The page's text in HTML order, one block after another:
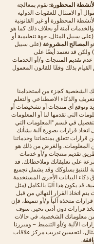
المحظورة:نقوم بمعالجة
أو الامتثال للعقوبات الدولية
المحظورة أو غير القانونية
آمنة أو بخلاف ذلك كما هو
سبيل المثال، جهة تنظيمية أو
المصالح المشروعة (على سبيل
ولكن قد نعتمد أيضًا على
تقديم المنتجات و/أو الخدمات
بذلك وفقًا للقانون المعمول
الشخصية كجزء من استخدامنا
والذكاء الاصطناعي والتعلم
وتوقع أي منتجات أو تشخيصات أو
التي تقدمها لنا أو المعلومات
في قسم "المعلومات التي
قرارات بصورة آلية بشأنك
تتعلق بمنتجاتنا وخدماتنا
المعلومات. والغرض من ذلك هو
تقديم منتجات و/أو خدمات
على تعليقاتك وملاحظاتك. قد
للتنبؤ بسلوكك وقد يشمل تجميع
ذكاء البيانات الأخرى المستخدمة
قد يكون هذا آليًا بالكامل (مثل
اتخاذ القرار النهائي من قبل
متخذة آلياً و/أو تنميط، فإن
قرارات دون أدنى تحيز. سوف
معلوماتك الشخصية. في حالات
الآلية و/أو التنميط – ومبررنا
لتحسين تدريب مركز علاقات
.